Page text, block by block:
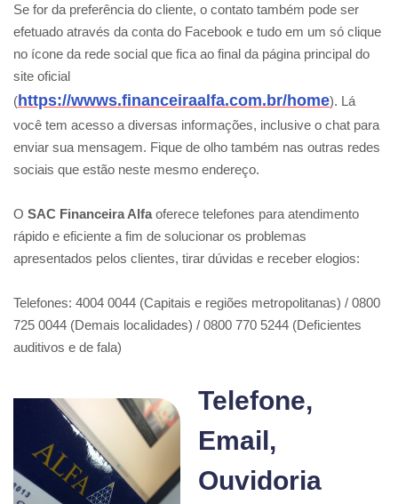
Se for da preferência do cliente, o contato também pode ser
efetuado através da conta do Facebook e tudo em um só clique
no ícone da rede social que fica ao final da página principal do
site oficial
(https://wwws.financeiraalfa.com.br/home). Lá
você tem acesso a diversas informações, inclusive o chat para
enviar sua mensagem. Fique de olho também nas outras redes
sociais que estão neste mesmo endereço.
O SAC Financeira Alfaoferece telefones para atendimento
rápido e eficiente a fim de solucionar os problemas
apresentados pelos clientes, tirar dúvidas e receber elogios:
Telefones: 4004 0044 (Capitais e regiões metropolitanas) / 0800
725 0044 (Demais localidades) / 0800 770 5244 (Deficientes
auditivos e de fala)
Telefone,
Email,
Ouvidoria